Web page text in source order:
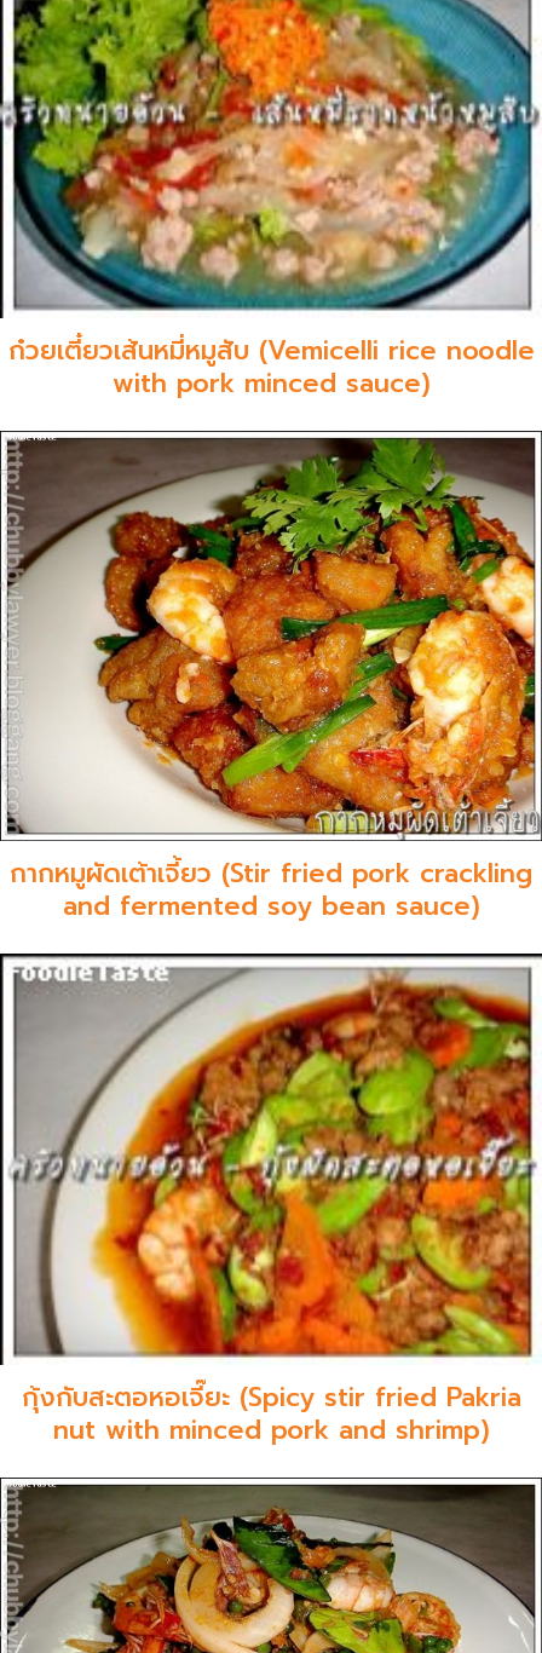
ก๋วยเตี๋ยวเส้นหมี่หมูสับ (Vemicelli rice noodle
with pork minced sauce)
กากหมูผัดเต้าเจี้ยว (Stir fried pork crackling
and fermented soy bean sauce)
กุ้งกับสะตอหอเจี๊ยะ (Spicy stir fried Pakria
nut with minced pork and shrimp)